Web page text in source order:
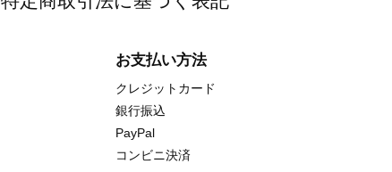
お支払い方法
クレジットカード
銀行振込
PayPal
コンビニ決済